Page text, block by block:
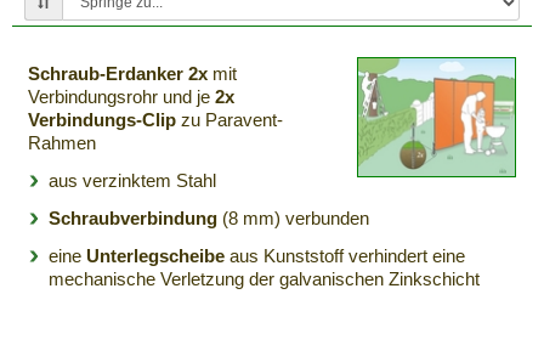
Schraub-Erdanker 2x mit
Verbindungsrohr und je 2x
Verbindungs-Clip zu Paravent-
Rahmen
aus verzinktem Stahl
Schraubverbindung (8 mm) verbunden
eine Unterlegscheibe aus Kunststoff verhindert eine
mechanische Verletzung der galvanischen Zinkschicht